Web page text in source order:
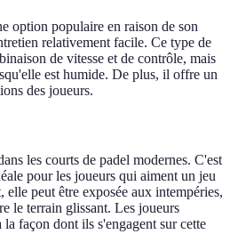
option populaire en raison de son
relativement facile. Ce type de
de vitesse et de contrôle, mais
est humide. De plus, il offre un
des joueurs.
les courts de padel modernes. C'est
pour les joueurs qui aiment un jeu
elle peut être exposée aux intempéries,
le terrain glissant. Les joueurs
façon dont ils s'engagent sur cette